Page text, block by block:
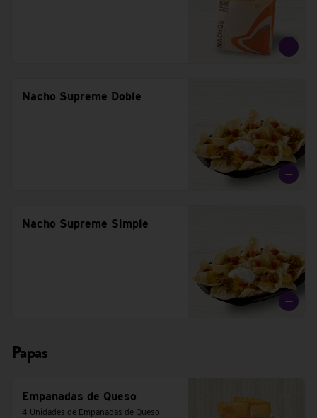
Nacho Supreme Doble
Nacho Supreme Simple
Papas
Empanadas de Queso
4 Unidades de Empanadas de Queso